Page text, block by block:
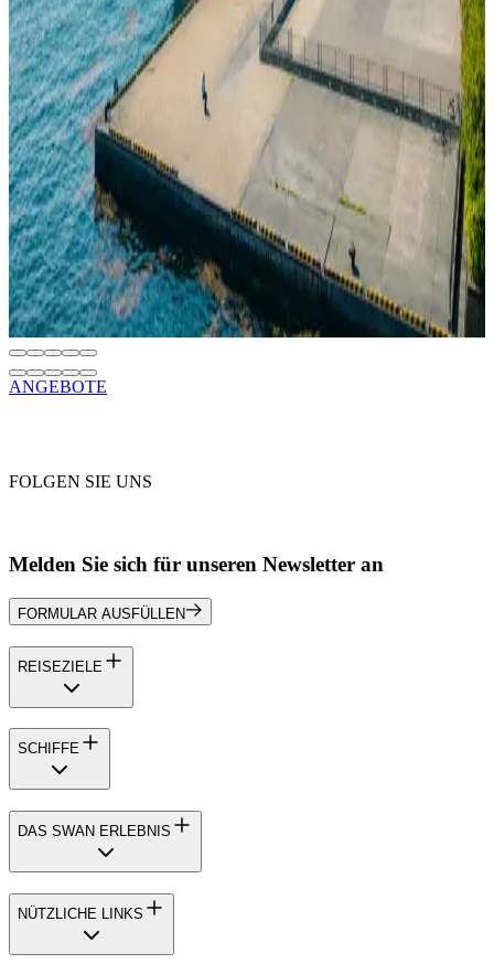
Verpflichtungen der Vertrag fordert. Erst wenn diese Punkte klar
sind, sollte die Reservierung bestätigt werden. Die beste Methode,
eine Kreuzfahrt zu buchen, besteht darin, diese Entscheidungen
nacheinander zu treffen, statt alles auf einmal zu entscheiden.
Lesen
NACHHALTIGKEIT
SH Minerva Receives DCA ESG Certification
18. Juni 2026
SH Minerva Is the First Cruise Ship in the World to Receive DCA
ESG Certification
Lesen
ANGEBOTE
FOLGEN SIE UNS
Melden Sie sich für unseren Newsletter an
FORMULAR AUSFÜLLEN
REISEZIELE
SCHIFFE
DAS SWAN ERLEBNIS
NÜTZLICHE LINKS